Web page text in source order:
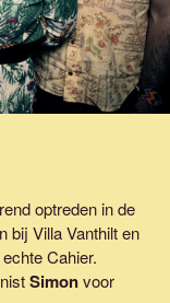
optreden in de
bij Villa Vanthilt en
Cahier.
Simonvoor